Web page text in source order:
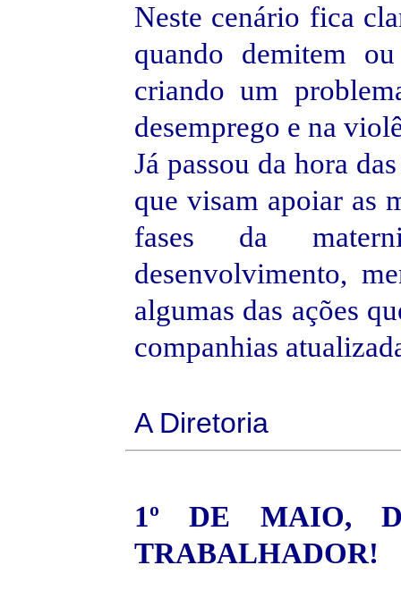
Neste cenário fica
quando demitem
criando um
desemprego e na
Já passou da hora
que visam apoiar as
fases da
desenvolvimento,
algumas das ações
companhias
A Diretoria
1º DE MAIO,
TRABALHADOR!